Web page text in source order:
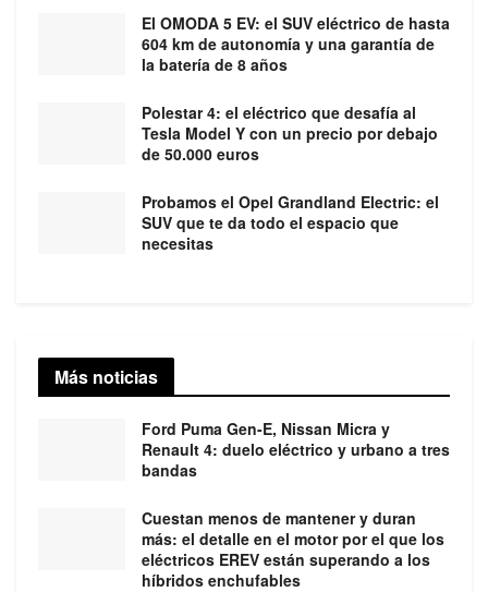
El OMODA 5 EV: el SUV eléctrico de hasta
604 km de autonomía y una garantía de
la batería de 8 años
Polestar 4: el eléctrico que desafía al
Tesla Model Y con un precio por debajo
de 50.000 euros
Probamos el Opel Grandland Electric: el
SUV que te da todo el espacio que
necesitas
Más noticias
Ford Puma Gen-E, Nissan Micra y
Renault 4: duelo eléctrico y urbano a tres
bandas
Cuestan menos de mantener y duran
más: el detalle en el motor por el que los
eléctricos EREV están superando a los
híbridos enchufables